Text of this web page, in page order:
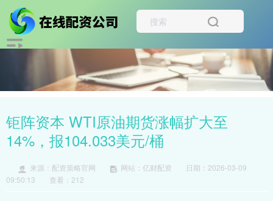
钜阵资本 WTI原油期货涨幅扩大至
14%，报104.033美元/桶
来源：配资策略官网 网站：亿财配资
日期：2026-03-09
09:50:13
查看：212